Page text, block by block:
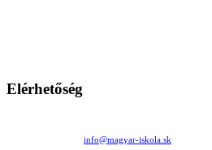
Elérhetőség
info@magyar-iskola.sk